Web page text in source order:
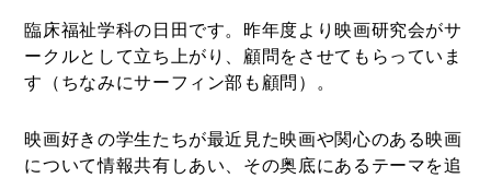
臨床福祉学科の日田です。昨年度より映画研究会がサ
ークルとして立ち上がり、顧問をさせてもらっていま
す（ちなみにサーフィン部も顧問）。
映画好きの学生たちが最近見た映画や関心のある映画
について情報共有しあい、その奥底にあるテーマを追